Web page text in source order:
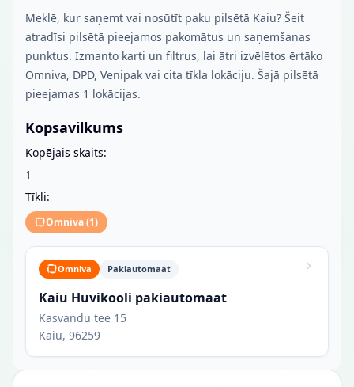
Meklē, kur saņemt vai nosūtīt paku pilsētā Kaiu? Šeit
atradīsi pilsētā pieejamos pakomātus un saņemšanas
punktus. Izmanto karti un filtrus, lai ātri izvēlētos ērtāko
Omniva, DPD, Venipak vai cita tīkla lokāciju. Šajā pilsētā
pieejamas 1 lokācijas.
Kopsavilkums
Kopējais skaits:
1
Tīkli:
Omniva(1)
Omniva Pakiautomaat
Kaiu Huvikooli pakiautomaat
Kasvandu tee 15
Kaiu, 96259